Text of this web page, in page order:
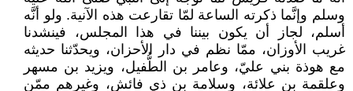
وسلم وإنَّما ذكرته الساعة لمّا تقارعت هذه الآنية. ولو أنَّه
أسلم، لجاز أن يكون بيننا في هذا المجلس، فينشدنا
غريب الأوزان، ممّا نظم في دار الأحزان، ويحدّثنا حديثه
مع هوذة بني عليّ، وعامر بن الطُّفيل، ويزيد بن مسهر
وعلقمة بن علائة، وسلامة بن ذي فائش، وغيرهم ممّن